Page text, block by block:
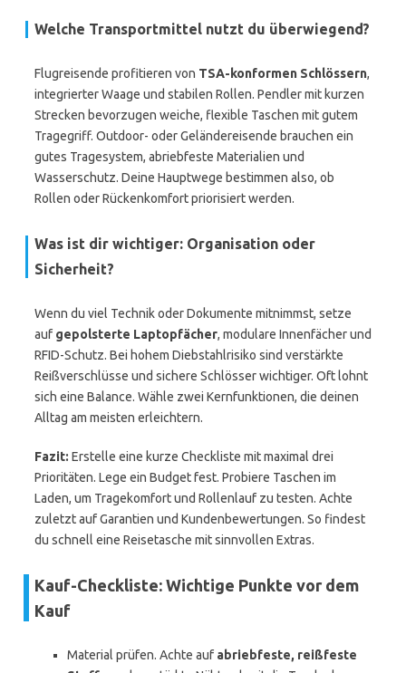
Welche Transportmittel nutzt du überwiegend?
Flugreisende profitieren von TSA-konformen Schlössern,
integrierter Waage und stabilen Rollen. Pendler mit kurzen
Strecken bevorzugen weiche, flexible Taschen mit gutem
Tragegriff. Outdoor- oder Geländereisende brauchen ein
gutes Tragesystem, abriebfeste Materialien und
Wasserschutz. Deine Hauptwege bestimmen also, ob
Rollen oder Rückenkomfort priorisiert werden.
Was ist dir wichtiger: Organisation oder
Sicherheit?
Wenn du viel Technik oder Dokumente mitnimmst, setze
auf gepolsterte Laptopfächer, modulare Innenfächer und
RFID-Schutz. Bei hohem Diebstahlrisiko sind verstärkte
Reißverschlüsse und sichere Schlösser wichtiger. Oft lohnt
sich eine Balance. Wähle zwei Kernfunktionen, die deinen
Alltag am meisten erleichtern.
Fazit: Erstelle eine kurze Checkliste mit maximal drei
Prioritäten. Lege ein Budget fest. Probiere Taschen im
Laden, um Tragekomfort und Rollenlauf zu testen. Achte
zuletzt auf Garantien und Kundenbewertungen. So findest
du schnell eine Reisetasche mit sinnvollen Extras.
Kauf-Checkliste: Wichtige Punkte vor dem
Kauf
Material prüfen. Achte auf abriebfeste, reißfeste